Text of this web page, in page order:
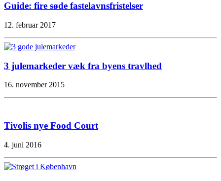
Guide: fire søde fastelavnsfristelser
12. februar 2017
3 julemarkeder væk fra byens travlhed
16. november 2015
Tivolis nye Food Court
4. juni 2016